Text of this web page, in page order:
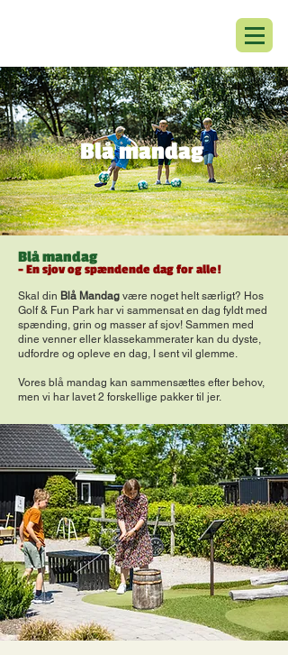
Blå mandag
Blå mandag
- En sjov og spændende dag for alle!
Skal din Blå Mandag være noget helt særligt? Hos
Golf & Fun Park har vi sammensat en dag fyldt med
spænding, grin og masser af sjov! Sammen med
dine venner eller klassekammerater kan du dyste,
udfordre og opleve en dag, I sent vil glemme.
Vores blå mandag kan sammensættes efter behov,
men vi har lavet 2 forskellige pakker til jer.